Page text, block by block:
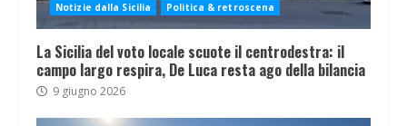
Notizie dalla Sicilia Politica & retroscena
La Sicilia del voto locale scuote il centrodestra: il
campo largo respira, De Luca resta ago della bilancia
9 giugno 2026